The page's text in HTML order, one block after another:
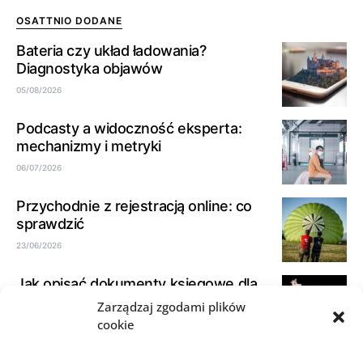
Zarządzaj zgodami plików
cookie
OSATTNIO DODANE
Bateria czy układ ładowania?
Diagnostyka objawów
05/08/2026
Podcasty a widoczność eksperta:
mechanizmy i metryki
06/07/2026
Przychodnie z rejestracją online: co
sprawdzić
23/06/2026
Jak opisać dokumenty księgowe dla
biura rachunkowego